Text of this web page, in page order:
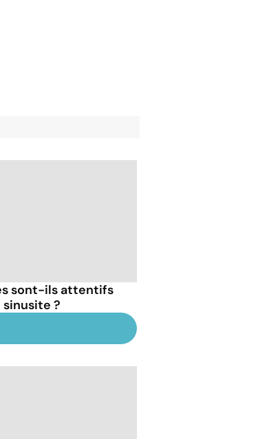
sont-ils attentifs
sinusite ?